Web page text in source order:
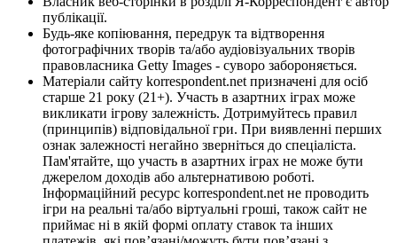
публікації.
Будь-яке копіювання, передрук та відтворення
фотографічних творів та/або аудіовізуальних творів
правовласника Getty Images - суворо забороняється.
Матеріали сайту korrespondent.net призначені для осіб
старше 21 року (21+). Участь в азартних іграх може
викликати ігрову залежність. Дотримуйтесь правил
(принципів) відповідальної гри. При виявленні перших
ознак залежності негайно зверніться до спеціаліста.
Пам'ятайте, що участь в азартних іграх не може бути
джерелом доходів або альтернативою роботі.
Інформаційний ресурс korrespondent.net не проводить
ігри на реальні та/або віртуальні гроші, також сайт не
приймає ні в якій формі оплату ставок та інших